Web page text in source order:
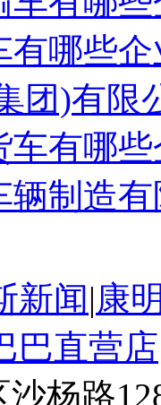
有哪些
团)有限
车有哪
辆制造
新闻|康
巴直营店
杨路